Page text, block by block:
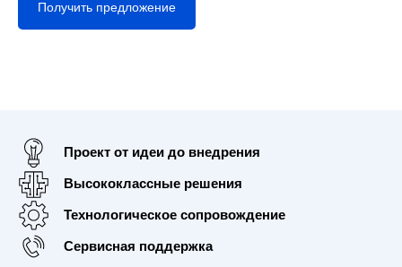
Получить предложение
Проект от идеи до внедрения
Высококлассные решения
Технологическое сопровождение
Сервисная поддержка